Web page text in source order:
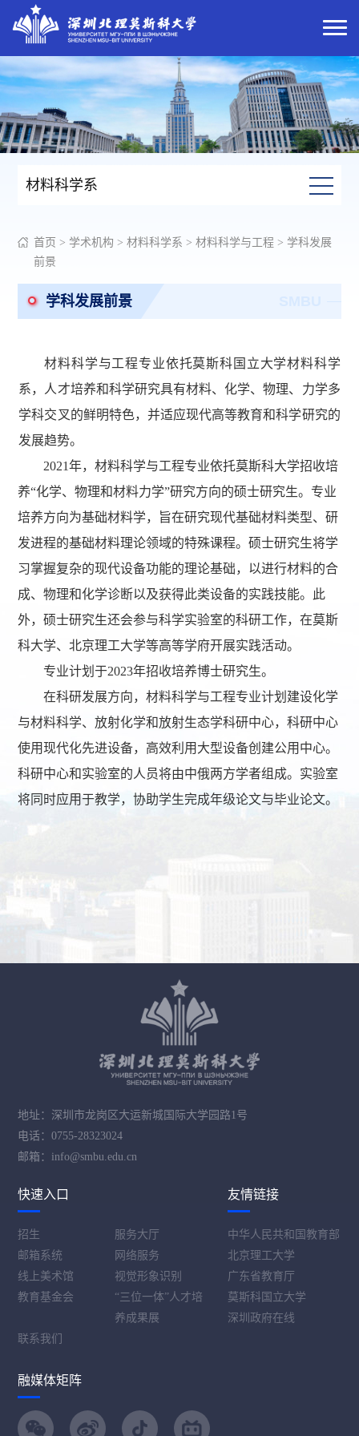
材料科学系
首页 > 学术机构 >材料科学系 >材料科学与工程 > 学科发展
前景
学科发展前景
材料科学与工程专业依托莫斯科国立大学材料科学
系，人才培养和科学研究具有材料、化学、物理、力学多
学科交叉的鲜明特色，并适应现代高等教育和科学研究的
发展趋势。
2021年，材料科学与工程专业依托莫斯科大学招收培
养“化学、物理和材料力学”研究方向的硕士研究生。专业
培养方向为基础材料学，旨在研究现代基础材料类型、研
发进程的基础材料理论领域的特殊课程。硕士研究生将学
习掌握复杂的现代设备功能的理论基础，以进行材料的合
成、物理和化学诊断以及获得此类设备的实践技能。此
外，硕士研究生还会参与科学实验室的科研工作，在莫斯
科大学、北京理工大学等高等学府开展实践活动。
专业计划于2023年招收培养博士研究生。
在科研发展方向，材料科学与工程专业计划建设化学
与材料科学、放射化学和放射生态学科研中心，科研中心
使用现代化先进设备，高效利用大型设备创建公用中心。
科研中心和实验室的人员将由中俄两方学者组成。实验室
将同时应用于教学，协助学生完成年级论文与毕业论文。
地址：深圳市龙岗区大运新城国际大学园路1号
电话：0755-28323024
邮箱：info@smbu.edu.cn
快速入口
招生
服务大厅
邮箱系统
网络服务
线上美术馆
视觉形象识别
教育基金会
“三位一体”人才培
养成果展
联系我们
友情链接
中华人民共和国教育部
北京理工大学
广东省教育厅
莫斯科国立大学
深圳政府在线
融媒体矩阵